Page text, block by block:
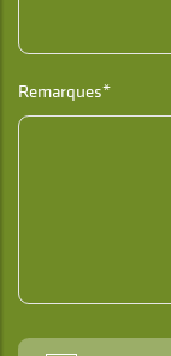
Remarques*